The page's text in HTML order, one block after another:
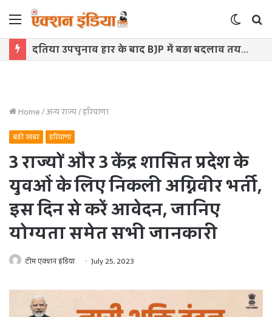
Menu
Switch
skin
दतिया उपचुनाव हार के बाद BJP में बड़ा बदलाव तय? नरोत्तम युग के अंत के संकेत, जिलाध्यक्ष पद पर मंथन तेज
Home/अन्य राज्य/हरियाणा
बड़ी खबर हरियाणा
3 राज्यों और 3 केंद्र शासित प्रदेश के
युवओं के लिए निकली अग्निवीर भर्ती,
इस दिन से करें आवेदन, जानिए
योग्यता समेत सभी जानकारी
टीम एक्शन इंडिया July 25, 2023